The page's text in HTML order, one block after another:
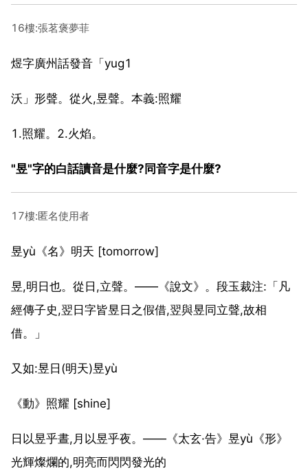
16樓:張茗褒夢菲
煜字廣州話發音「yug1
沃」形聲。從火,昱聲。本義:照耀
1.照耀。2.火焰。
"昱"字的白話讀音是什麼?同音字是什麼?
17樓:匿名使用者
昱yù《名》明天 [tomorrow]
昱,明日也。從日,立聲。——《說文》。段玉裁注:「凡
經傳子史,翌日字皆昱日之假借,翌與昱同立聲,故相
借。」
又如:昱日(明天)昱yù
《動》照耀 [shine]
日以昱乎晝,月以昱乎夜。——《太玄·告》昱yù《形》
光輝燦爛的,明亮而閃閃發光的